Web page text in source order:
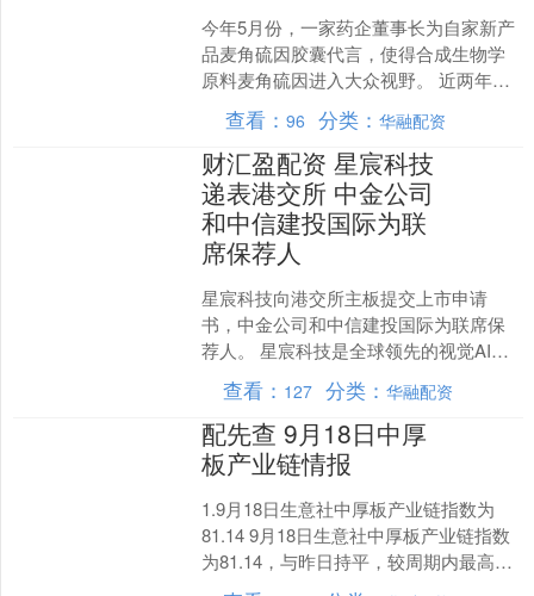
今年5月份，一家药企董事长为自家新产
品麦角硫因胶囊代言，使得合成生物学
原料麦角硫因进入大众视野。 近两年
来，合成生物学赛道屡次受到资本市场
追捧，产业端方面也持续....
查看：96 分类：华融配资
财汇盈配资 星宸科技
递表港交所 中金公司
和中信建投国际为联
席保荐人
星宸科技向港交所主板提交上市申请
书，中金公司和中信建投国际为联席保
荐人。 星宸科技是全球领先的视觉AI
SoC无晶圆厂设计商及供应商，已成功设
计并开发超过600....
查看： 127 分类：华融配资
配先查 9月18日中厚
板产业链情报
1.9月18日生意社中厚板产业链指数为
81.14 9月18日生意社中厚板产业链指数
为81.14，与昨日持平，较周期内最高点
163.30点(2021-05-12)....